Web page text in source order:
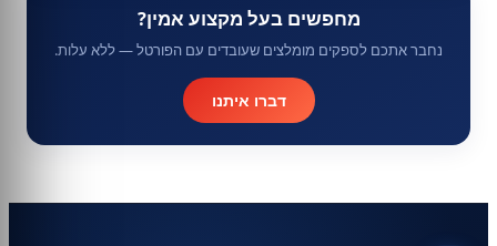
מחפשים בעל מקצוע אמין?
נחבר אתכם לספקים מומלצים שעובדים עם הפורטל — ללא עלות.
דברו איתנו